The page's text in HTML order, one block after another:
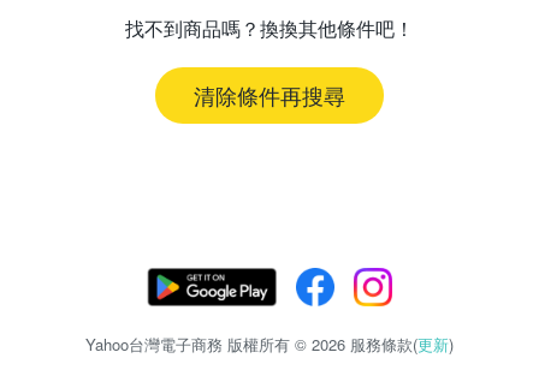
找不到商品嗎？換換其他條件吧！
清除條件再搜尋
Yahoo台灣電子商務 版權所有 © 2026 服務條款(更新)